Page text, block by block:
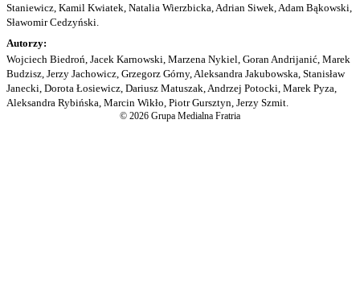
Staniewicz, Kamil Kwiatek, Natalia Wierzbicka, Adrian Siwek, Adam Bąkowski,
Sławomir Cedzyński.
Autorzy:
Wojciech Biedroń, Jacek Karnowski, Marzena Nykiel, Goran Andrijanić, Marek
Budzisz, Jerzy Jachowicz, Grzegorz Górny, Aleksandra Jakubowska, Stanisław
Janecki, Dorota Łosiewicz, Dariusz Matuszak, Andrzej Potocki, Marek Pyza,
Aleksandra Rybińska, Marcin Wikło, Piotr Gursztyn, Jerzy Szmit.
© 2026 Grupa Medialna Fratria